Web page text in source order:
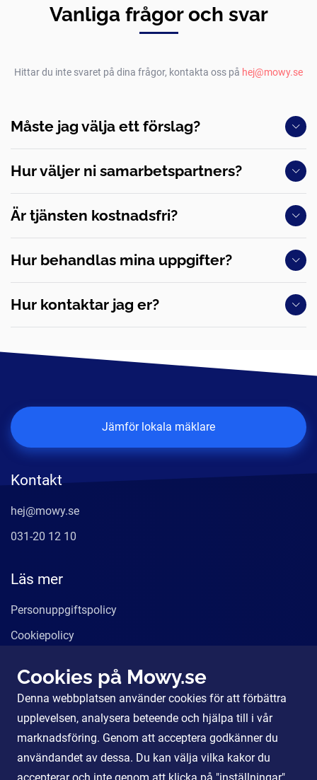
Vanliga frågor och svar
Hittar du inte svaret på dina frågor, kontakta oss på hej@mowy.se
Måste jag välja ett förslag?
Hur väljer ni samarbetspartners?
Är tjänsten kostnadsfri?
Hur behandlas mina uppgifter?
Hur kontaktar jag er?
Kontakt
hej@mowy.se
031-20 12 10
Läs mer
Personuppgiftspolicy
Cookiepolicy
Våra tjänster
För Partners
Jämför lokala mäklare
Cookies på Mowy.se
Denna webbplatsen använder cookies för att förbättra
upplevelsen, analysera beteende och hjälpa till i vår
marknadsföring. Genom att acceptera godkänner du
användandet av dessa. Du kan välja vilka kakor du